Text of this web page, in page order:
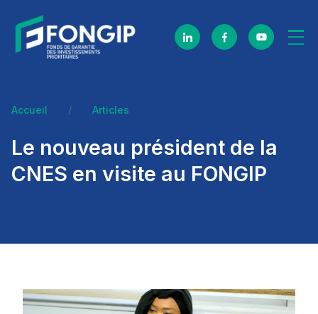
Accueil / Articles
Le nouveau président de la
CNES en visite au FONGIP